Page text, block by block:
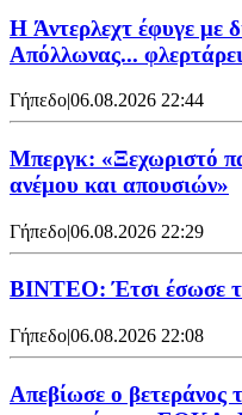
H Άντερλεχτ έφυγε με
Απόλλωνας...
Γήπεδο|06.08.2026 22:44
Μπεργκ: «Ξεχωριστό
ανέμου και απουσιών»
Γήπεδο|06.08.2026 22:29
ΒΙΝΤΕΟ: Έτσι έσωσε
Γήπεδο|06.08.2026 22:08
Απεβίωσε ο